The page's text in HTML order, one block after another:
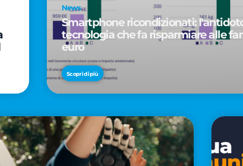
News
Smartphone ricondizionati:
tecnologia che fa risparmiare alle
euro
Scopri di più